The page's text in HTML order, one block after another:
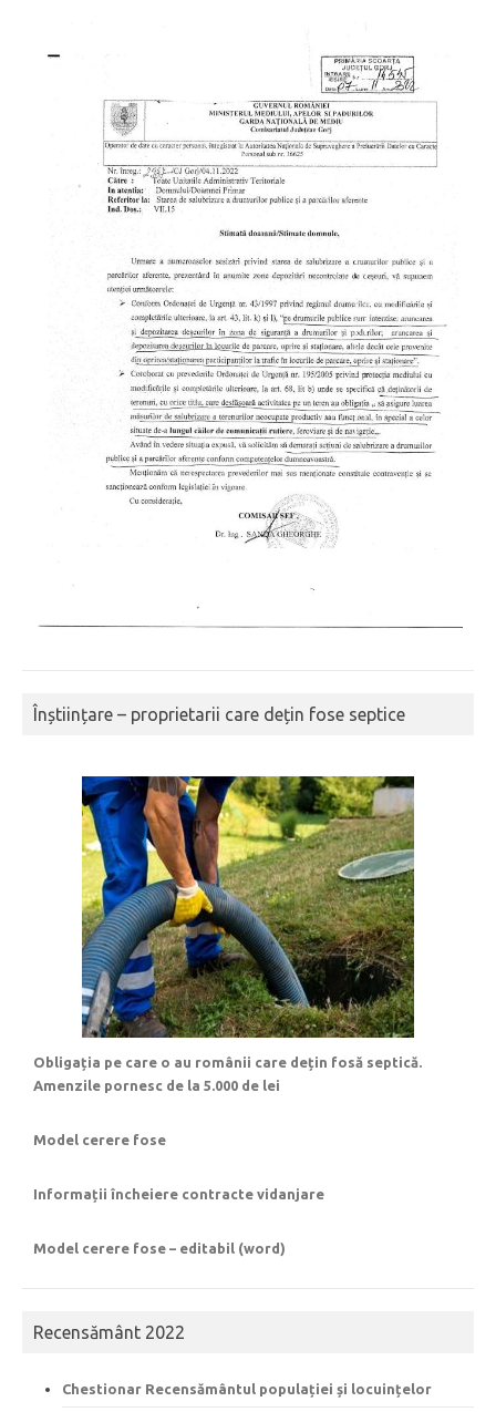
Înștiințare – proprietarii care dețin fose septice
Obligația pe care o au românii care dețin fosă septică.
Amenzile pornesc de la 5.000 de lei
Model cerere fose
Informații încheiere contracte vidanjare
Model cerere fose – editabil (word)
Recensământ 2022
Chestionar Recensământul populației și locuințelor